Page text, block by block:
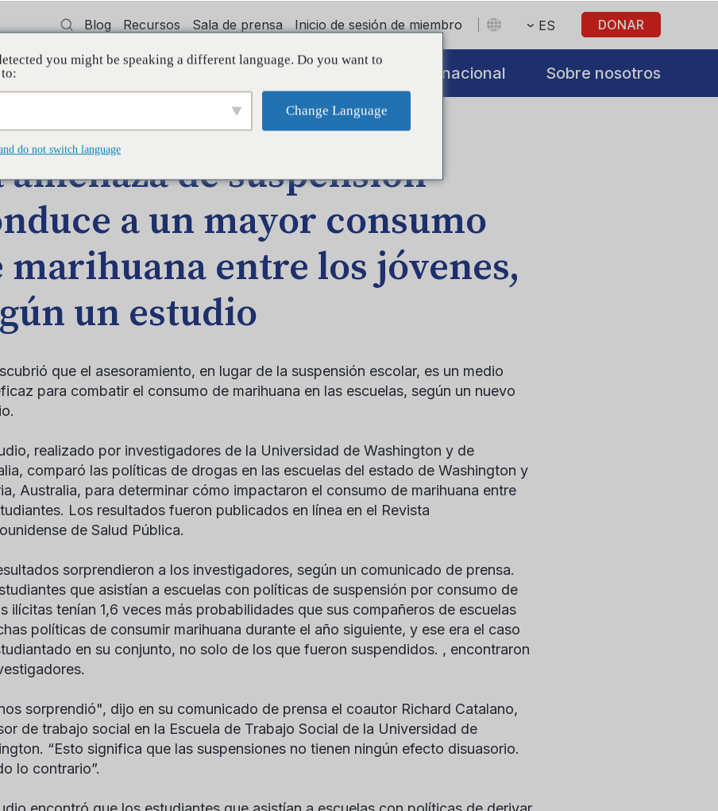
Blog Recursos Sala de prensa Inicio de sesión de miembro ES DONAR
Capacitación Initiatives Internacional Sobre nosotros
conduce a un mayor consumo de marihuana entre los jóvenes, según un estudio
amenaza de suspensión
a un mayor consumo
marihuana entre los jóvenes,
un estudio
que el asesoramiento, en lugar de la suspensión escolar, es un medio
para combatir el consumo de marihuana en las escuelas, según un nuevo
realizado por investigadores de la Universidad de Washington y de
comparó las políticas de drogas en las escuelas del estado de Washington y
Australia, para determinar cómo impactaron el consumo de marihuana entre
Los resultados fueron publicados en línea en el Revista
de Salud Pública.
sorprendieron a los investigadores, según un comunicado de prensa.
que asistían a escuelas con políticas de suspensión por consumo de
ilícitas tenían 1,6 veces más probabilidades que sus compañeros de escuelas
políticas de consumir marihuana durante el año siguiente, y ese era el caso
en su conjunto, no solo de los que fueron suspendidos. , encontraron
sorprendió", dijo en su comunicado de prensa el coautor Richard Catalano,
de trabajo social en la Escuela de Trabajo Social de la Universidad de
“Esto significa que las suspensiones no tienen ningún efecto disuasorio.
lo contrario”.
you might be speaking a different language. Do you want to
Change Language
do not switch language